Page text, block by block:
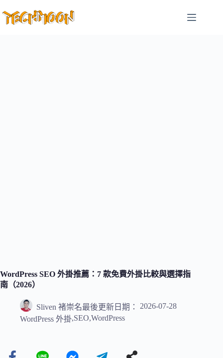
至
WordPress SEO 外掛推薦：7 款免費外掛比較與選擇指
南（2026）
Sliven 褚崇名最後更新日期：
2026-07-28
WordPress 外掛,SEO,WordPress